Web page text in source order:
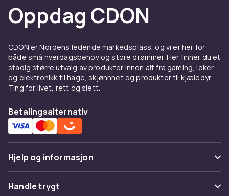
Oppdag CDON
CDON er Nordens ledende markedsplass, og vi er her for
både små hverdagsbehov og store drømmer. Her finner du et
stadig større utvalg av produkter innen alt fra gaming, leker
og elektronikk til hage, skjønnhet og produkter til kjæledyr.
Ting for livet, rett og slett.
Betalingsalternativ
Hjelp og informasjon
Vanlige spørsmål
Handle trygt